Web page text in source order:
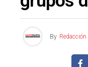
By Redacción